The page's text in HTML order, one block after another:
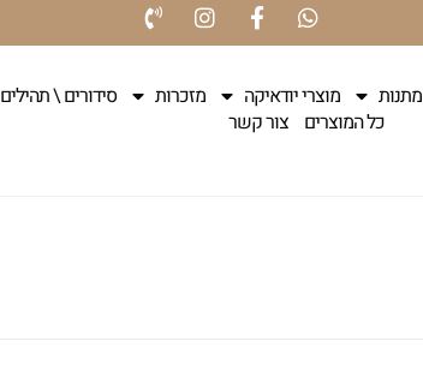
מתנות מוצרי יודאיקה מזכרות סידורים \ תהילים
כל המוצרים צור קשר